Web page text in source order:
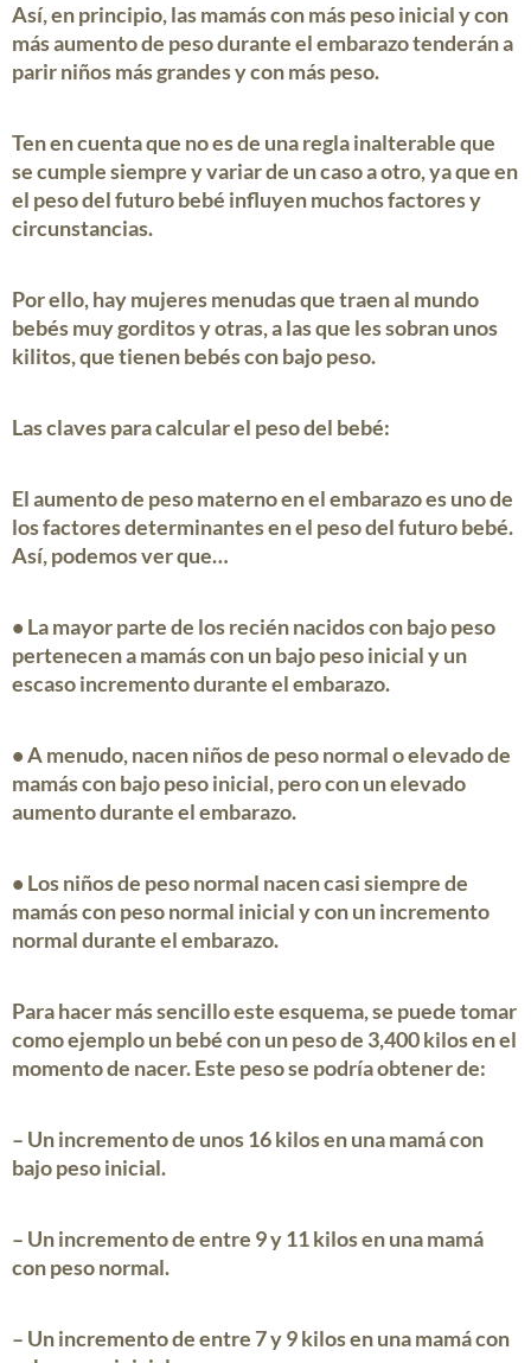
Así, en principio, lasmamáscon más peso inicial y con
más aumento de peso durante el embarazo tenderán a
parirniñosmás grandes y con más peso.
Ten en cuenta que no es de una regla inalterable que
se cumple siempre y variar de un caso a otro, ya que en
el peso delfuturo bebé influyen muchos factores y
circunstancias.
Por ello, hay mujeres menudas que traen al mundo
bebés muy gorditos y otras, a las que les sobran unos
kilitos, que tienen bebés con bajo peso.
Las claves para calcular el peso del bebé:
El aumento de pesomaterno en elembarazoes uno de
los factores determinantes en el peso delfuturo bebé.
Así, podemos ver que…
• La mayor parte de losrecién nacidos con bajo peso
pertenecen a mamás con un bajo peso inicial y un
escaso incremento durante el embarazo.
• A menudo, nacenniños de peso normal o elevadode
mamás con bajo peso inicial, pero con un elevado
aumento durante el embarazo.
• Losniños de peso normal nacen casi siempre de
mamás con peso normal inicial y con un incremento
normal durante el embarazo.
Para hacer más sencillo este esquema, se puede tomar
como ejemplo un bebé con un peso de 3,400 kilos en el
momento de nacer. Este peso se podría obtener de:
– Un incremento de unos 16 kilos en una mamá con
bajo peso inicial.
– Un incremento de entre 9 y 11 kilos en una mamá
con peso normal.
– Un incremento de entre 7 y 9 kilos en una mamá con